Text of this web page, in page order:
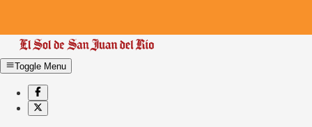
Toggle Menu